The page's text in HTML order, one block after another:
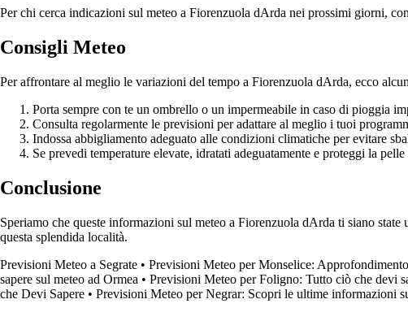
Per chi cerca indicazioni sul meteo a Fiorenzuola dArda nei prossimi giorni,
Consigli Meteo
Per affrontare al meglio le variazioni del tempo a Fiorenzuola dArda, ecco
Porta sempre con te un ombrello o un impermeabile in caso di pioggia
Consulta regolarmente le previsioni per adattare al meglio i tuoi
Indossa abbigliamento adeguato alle condizioni climatiche per evitare
Se prevedi temperature elevate, idratati adeguatamente e proteggi la
Conclusione
Speriamo che queste informazioni sul meteo a Fiorenzuola dArda ti siano
questa splendida località.
Previsioni Meteo a Segrate • Previsioni Meteo per Monselice:
sapere sul meteo ad Ormea • Previsioni Meteo per Foligno: Tutto ciò che devi
che Devi Sapere • Previsioni Meteo per Negrar: Scopri le ultime informazioni